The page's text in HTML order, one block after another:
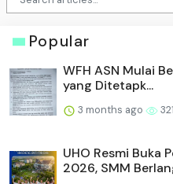
Popular
WFH ASN Mulai
yang Ditetapk...
3 months ago 321
UHO Resmi Buka
2026, SMM